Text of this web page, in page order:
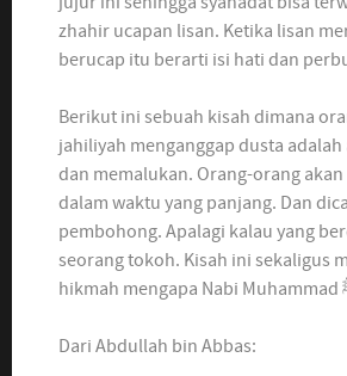
zhahir ucapan lisan. Ketika lisan
berucap itu berarti isi hati dan
Berikut ini sebuah kisah dimana
jahiliyah menganggap dusta adalah
dan memalukan. Orang-orang
dalam waktu yang panjang. Dan
pembohong. Apalagi kalau yang
seorang tokoh. Kisah ini sekaligus
Dari Abdullah bin Abbas: